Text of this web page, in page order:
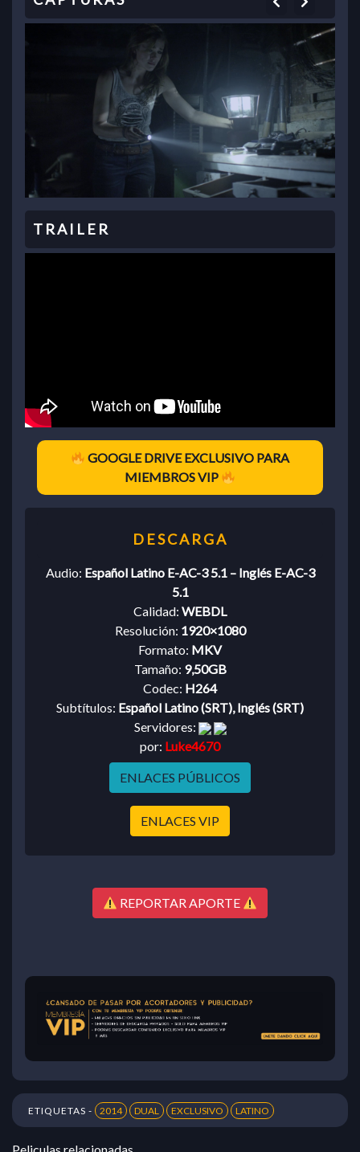
GOOGLE DRIVE EXCLUSIVO PARA
MIEMBROS VIP
Audio: Español Latino E-AC-3 5.1 – Inglés E-AC-3
5.1
Calidad: WEBDL
Resolución: 1920×1080
Formato: MKV
Tamaño: 9,50GB
Codec: H264
Subtítulos: Español Latino (SRT), Inglés (SRT)
Servidores:
por: Luke4670
ENLACES PÚBLICOS
ENLACES VIP
REPORTAR APORTE
ETIQUETAS - 2014 DUAL EXCLUSIVO LATINO